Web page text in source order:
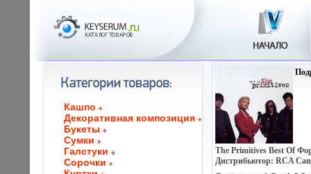
Кашпо
Декоративная композиция
Букеты
Сумки
Галстуки
Сорочки
The Primitives Best Of
Дистрибьютор: RCA
Лицензионные товары